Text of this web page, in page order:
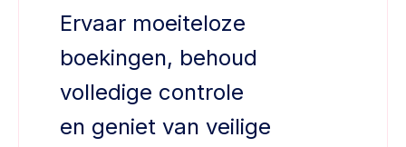
Ervaar moeiteloze
boekingen, behoud
volledige controle
en geniet van veilige